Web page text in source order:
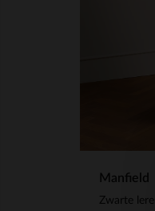
Manfield
Zwarte